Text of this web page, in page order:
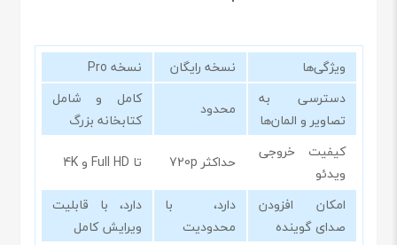
ویژگی‌ها نسخه رایگان
نسخه Pro
دسترسی به
تصاویر و المان‌ها
محدود
کامل و شامل
کتابخانه بزرگ
کیفیت خروجی
ویدئو
حداکثر 720p
تا Full HD و 4K
امکان افزودن
صدای گوینده
دارد، با
محدودیت
دارد، با قابلیت
ویرایش کامل